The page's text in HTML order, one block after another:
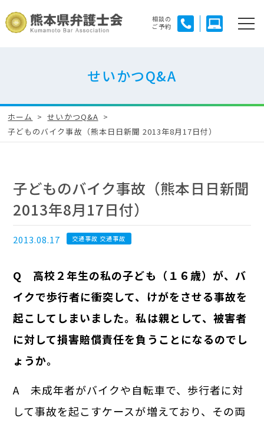
相談の
ご予約
せいかつQ&A
ホーム
せいかつQ&A
子どものバイク事故（熊本日日新聞 2013年8月17日付）
子どものバイク事故（熊本日日新聞
2013年8月17日付）
2013.08.17 交通事故 交通事故
Q 高校２年生の私の子ども（１６歳）が、バ
イクで歩行者に衝突して、けがをさせる事故を
起こしてしまいました。私は親として、被害者
に対して損害賠償責任を負うことになるのでし
ょうか。
A 未成年者がバイクや自転車で、歩行者に対
して事故を起こすケースが増えており、その両